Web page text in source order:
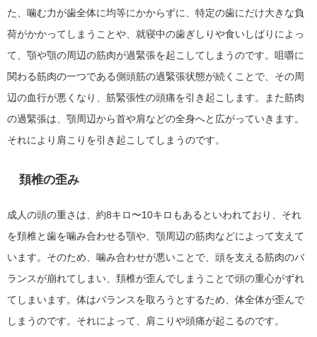
た、噛む力が歯全体に均等にかからずに、特定の歯にだけ大きな負
荷がかかってしまうことや、就寝中の歯ぎしりや食いしばりによっ
て、顎や顎の周辺の筋肉が過緊張を起こしてしまうのです。咀嚼に
関わる筋肉の一つである側頭筋の過緊張状態が続くことで、その周
辺の血行が悪くなり、筋緊張性の頭痛を引き起こします。また筋肉
の過緊張は、顎周辺から首や肩などの全身へと広がっていきます。
それにより肩こりを引き起こしてしまうのです。
頚椎の歪み
成人の頭の重さは、約8キロ〜10キロもあるといわれており、それ
を頚椎と歯を噛み合わせる顎や、顎周辺の筋肉などによって支えて
います。そのため、噛み合わせが悪いことで、頭を支える筋肉のバ
ランスが崩れてしまい、頚椎が歪んでしまうことで頭の重心がずれ
てしまいます。体はバランスを取ろうとするため、体全体が歪んで
しまうのです。それによって、肩こりや頭痛が起こるのです。